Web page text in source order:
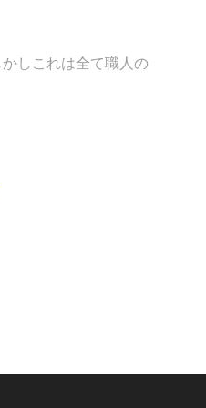
しこれは全て職人の